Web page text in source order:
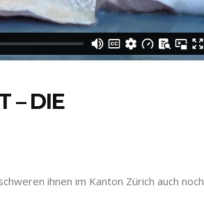
– DIE
ihnen im Kanton Zürich auch noch